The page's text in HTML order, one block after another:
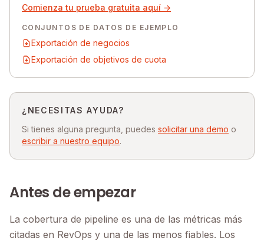
Comienza tu prueba gratuita aquí →
CONJUNTOS DE DATOS DE EJEMPLO
Exportación de negocios
Exportación de objetivos de cuota
¿NECESITAS AYUDA?
Si tienes alguna pregunta, puedes solicitar una demo o
escribir a nuestro equipo.
Antes de empezar
La cobertura de pipeline es una de las métricas más
citadas en RevOps y una de las menos fiables. Los